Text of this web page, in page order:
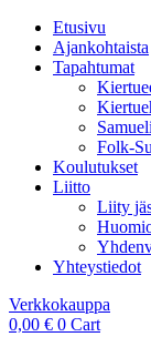
Etusivu
Ajankohtaista
Tapahtumat
Folk-
Koulutukset
Liitto
Liity
Yhteystiedot
Verkkokauppa
0,00 € 0 Cart